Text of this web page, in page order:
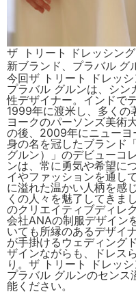
ザ トリート ドレッシン
新ブランド、プラバル グ
今回ザ トリート ドレッ
プラバル グルンは、シン
性デザイナー。インドで
1999年に渡米し、多くの
ヨークのパーソンズ美術
の後、2009年にニューヨ
身の名を冠したブランド
グルン）」のデビューコ
ンは、常に勇気や希望に
イやファッションを通し
に溢れた温かい人柄を感
くの人々を魅了してきま
のクリエイティブディレ
会社ANAの制服デザイン
いても所縁のあるデザイ
が手掛けるウェディング
ザインながらも、ドレス
り。ザ トリート ドレッ
プラバル グルンのセンス
能ください。